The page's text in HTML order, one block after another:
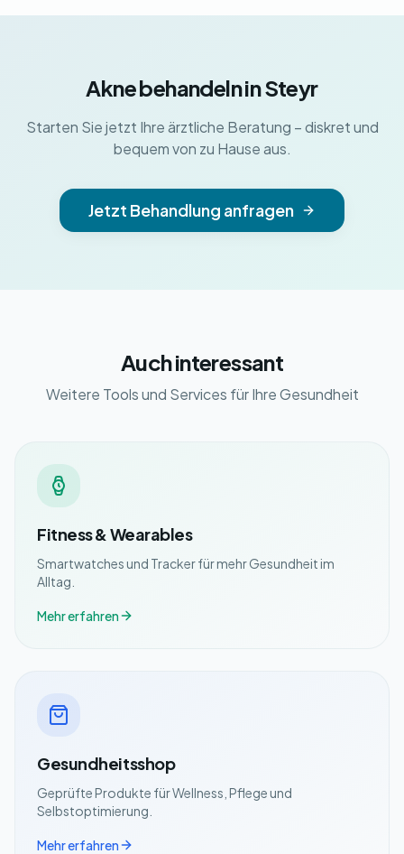
Akne behandeln in Steyr
Starten Sie jetzt Ihre ärztliche Beratung – diskret und
bequem von zu Hause aus.
Jetzt Behandlung anfragen
Auch interessant
Weitere Tools und Services für Ihre Gesundheit
Fitness & Wearables
Smartwatches und Tracker für mehr Gesundheit im
Alltag.
Mehr erfahren
Gesundheitsshop
Geprüfte Produkte für Wellness, Pflege und
Selbstoptimierung.
Mehr erfahren